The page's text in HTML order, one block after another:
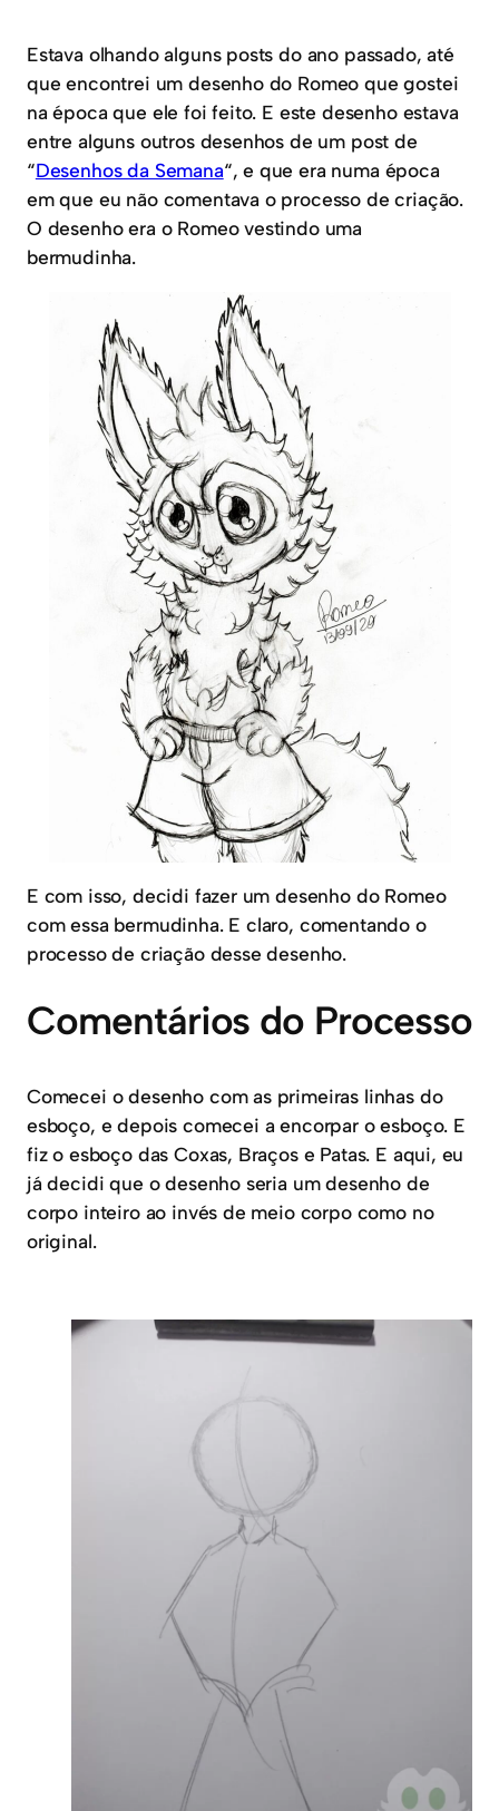
Estava olhando alguns posts do ano passado, até
que encontrei um desenho do Romeo que gostei
na época que ele foi feito. E este desenho estava
entre alguns outros desenhos de um post de
“Desenhos da Semana“, e que era numa época
em que eu não comentava o processo de criação.
O desenho era o Romeo vestindo uma
bermudinha.
E com isso, decidi fazer um desenho do Romeo
com essa bermudinha. E claro, comentando o
processo de criação desse desenho.
Comentários do Processo
Comecei o desenho com as primeiras linhas do
esboço, e depois comecei a encorpar o esboço. E
fiz o esboço das Coxas, Braços e Patas. E aqui, eu
já decidi que o desenho seria um desenho de
corpo inteiro ao invés de meio corpo como no
original.